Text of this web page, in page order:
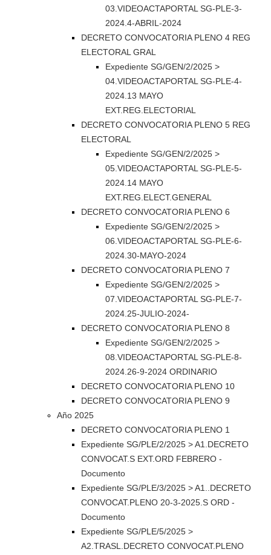
03.VIDEOACTAPORTAL SG-PLE-3-
2024.4-ABRIL-2024
DECRETO CONVOCATORIA PLENO 4 REG
ELECTORAL GRAL
Expediente SG/GEN/2/2025 >
04.VIDEOACTAPORTAL SG-PLE-4-
2024.13 MAYO
EXT.REG.ELECTORIAL
DECRETO CONVOCATORIA PLENO 5 REG
ELECTORAL
Expediente SG/GEN/2/2025 >
05.VIDEOACTAPORTAL SG-PLE-5-
2024.14 MAYO
EXT.REG.ELECT.GENERAL
DECRETO CONVOCATORIA PLENO 6
Expediente SG/GEN/2/2025 >
06.VIDEOACTAPORTAL SG-PLE-6-
2024.30-MAYO-2024
DECRETO CONVOCATORIA PLENO 7
Expediente SG/GEN/2/2025 >
07.VIDEOACTAPORTAL SG-PLE-7-
2024.25-JULIO-2024-
DECRETO CONVOCATORIA PLENO 8
Expediente SG/GEN/2/2025 >
08.VIDEOACTAPORTAL SG-PLE-8-
2024.26-9-2024 ORDINARIO
DECRETO CONVOCATORIA PLENO 10
DECRETO CONVOCATORIA PLENO 9
Año 2025
DECRETO CONVOCATORIA PLENO 1
Expediente SG/PLE/2/2025 > A1.DECRETO
CONVOCAT.S EXT.ORD FEBRERO -
Documento
Expediente SG/PLE/3/2025 > A1..DECRETO
CONVOCAT.PLENO 20-3-2025.S ORD -
Documento
Expediente SG/PLE/5/2025 >
A2.TRASL.DECRETO CONVOCAT.PLENO